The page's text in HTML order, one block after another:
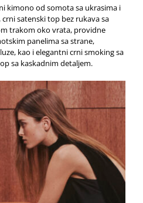
kimono od somota sa ukrasima i
satenski top bez rukava sa
trakom oko vrata, providne
panelima sa strane,
kao i elegantni crni smoking sa
sa kaskadnim detaljem.